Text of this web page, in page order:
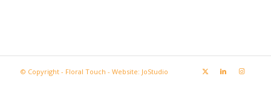
© Copyright - Floral Touch - Website: JoStudio